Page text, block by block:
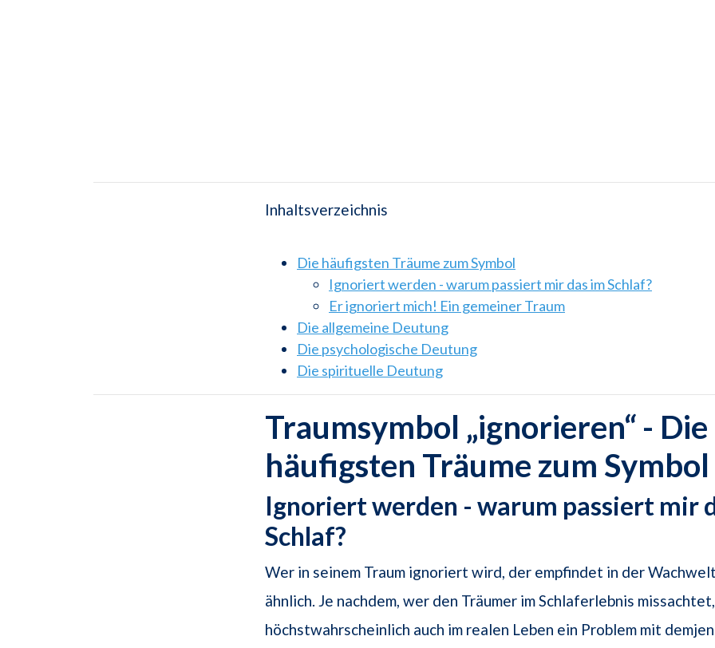
Inhaltsverzeichnis
Die häufigsten Träume zum Symbol
Ignoriert werden - warum passiert mir das im Schlaf?
Er ignoriert mich! Ein gemeiner Traum
Die allgemeine Deutung
Die psychologische Deutung
Die spirituelle Deutung
Traumsymbol „ignorieren“ - Die
häufigsten Träume zum Symbol
Ignoriert werden - warum passiert mir
Schlaf?
Wer in seinem Traum ignoriert wird, der empfindet in der
ähnlich. Je nachdem, wer den Träumer im Schlaferlebnis
höchstwahrscheinlich auch im realen Leben ein Problem mit